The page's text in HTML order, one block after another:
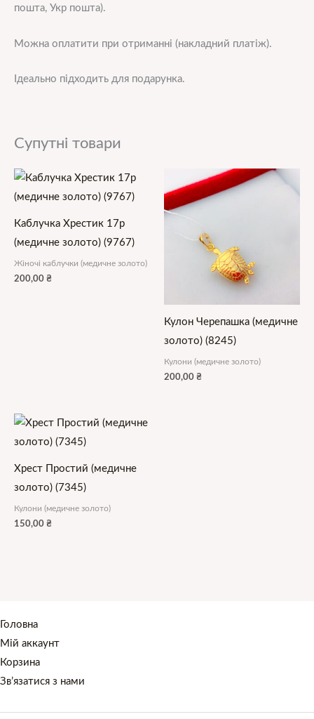
пошта, Укр пошта).
Можна оплатити при отриманні (накладний платіж).
Ідеально підходить для подарунка.
Супутні товари
Каблучка Хрестик 17р
(медичне золото) (9767)
Жіночі каблучки (медичне золото)
200,00 ₴
Кулон Черепашка (медичне
золото) (8245)
Кулони (медичне золото)
200,00 ₴
Хрест Простий (медичне
золото) (7345)
Кулони (медичне золото)
150,00 ₴
Головна
Мій аккаунт
Корзина
Зв’язатися з нами